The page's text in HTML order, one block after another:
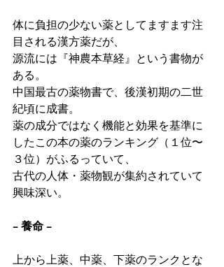
体に負担の少ない薬としてますます注
目される漢方薬だが、
源流には『神農本草経』という書物が
ある。
中国最古の薬物書で、後漢初期の二世
紀頃に成書。
薬の成分ではなく機能と効果を基準に
したこの本の薬のランキング（１位〜
３位）がふるっていて、
古代の人体・薬物観が集約されていて
興味深い。
− 養命 −
上から上薬、中薬、下薬のランクとな